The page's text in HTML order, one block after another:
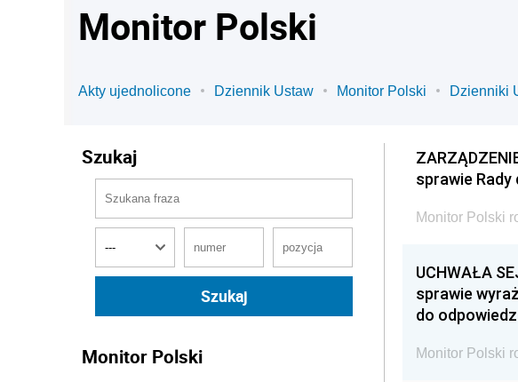
Monitor Polski
Akty ujednolicone Dziennik Ustaw Monitor Polski Dzienniki
Szukaj
Monitor Polski
sprawie
Monitor Polski
UCHWAŁA
sprawie
do
Monitor Polski